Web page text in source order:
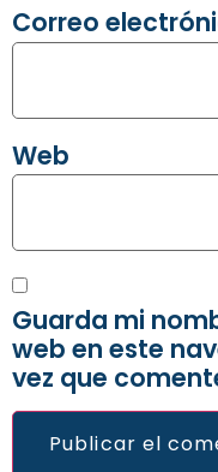
Correo
Web
Guarda mi
web en este
vez que